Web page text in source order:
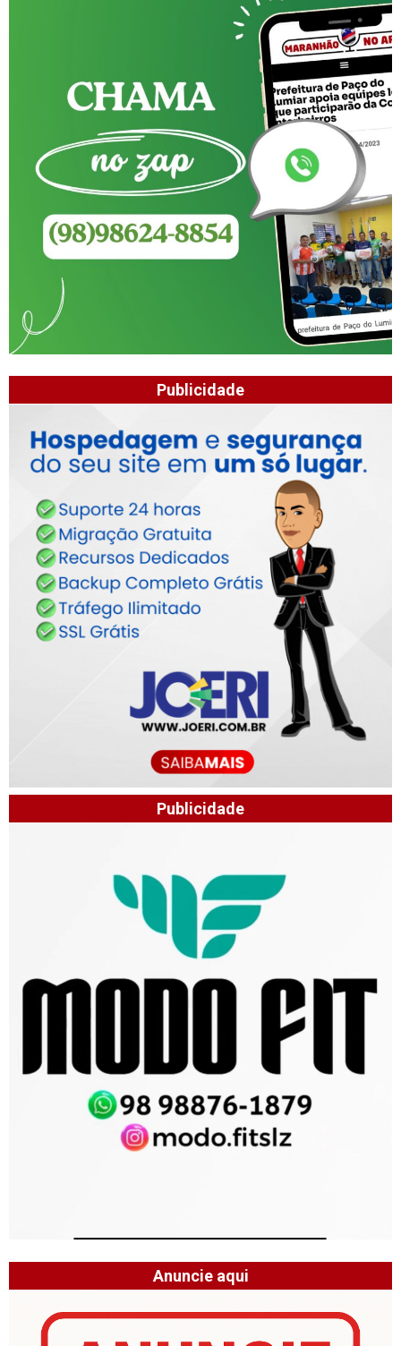
Publicidade
Publicidade
Anuncie aqui